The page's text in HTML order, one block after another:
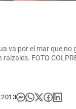
va por el mar que no
FOTO